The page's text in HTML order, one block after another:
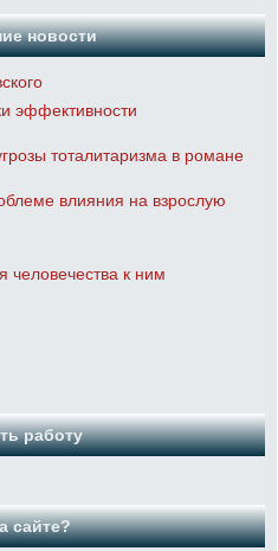
новости
эффективности
тоталитаризма в романе
влияния на взрослую
человечества к ним
работу
сайте?